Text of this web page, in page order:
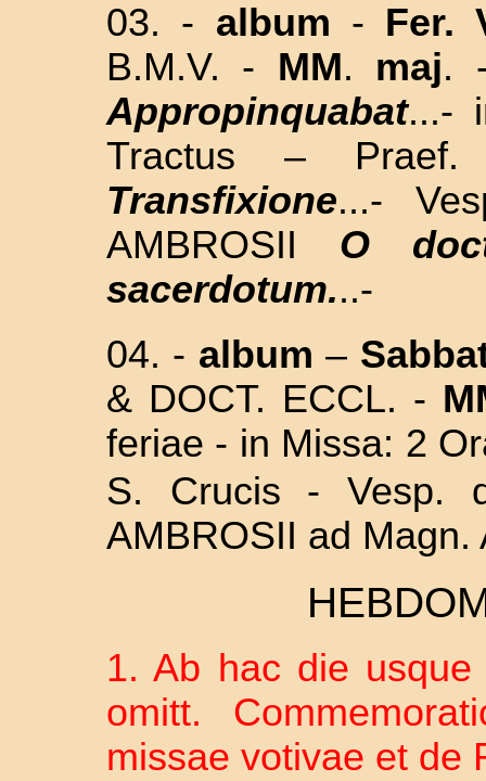
03. - album - Fer.
B.M.V. - MM. maj.
Appropinquabat...-
Tractus –
Transfixione...-
AMBROSII O
sacerdotum...-
04. - album –
& DOCT. ECCL. -
feriae - in Missa: 2
S. Crucis - Vesp.
AMBROSII ad
1. Ab hac die
omitt.
missae votivae et de